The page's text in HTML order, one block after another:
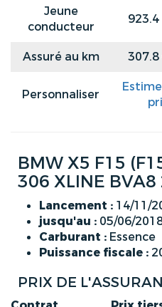
Jeune
conducteur
Assuré au km
Personnaliser
BMW X5 F15
306 XLINE
Lancement : 14/11/
jusqu'au : 05/06/
Carburant : Essence
Puissance fiscale :
PRIX DE